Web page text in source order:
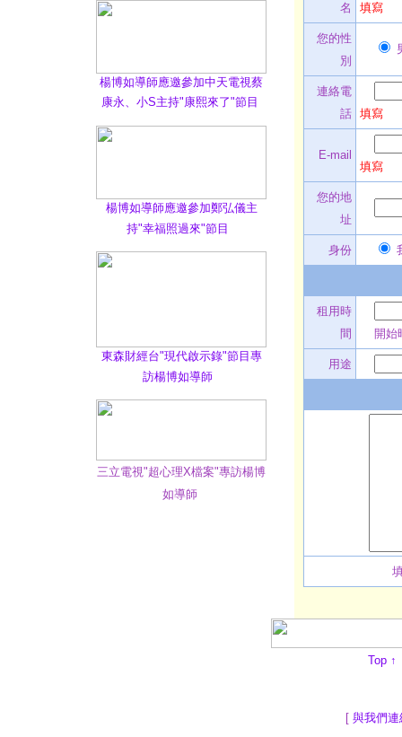
楊博如導師應邀參加中天電視蔡
康永、小S主持"康熙來了"節目
楊博如導師應邀參加鄭弘儀主
持"幸福照過來"節目
東森財經台"現代啟示錄"節目專
訪楊博如導師
三立電視"超心理X檔案"專訪楊博
如導師
名
填寫
您的性
別
連絡電
話
填寫
E-mail
填寫
您的地
址
身份
租用時
間
開始
用途
Top↑
[ 與我們連